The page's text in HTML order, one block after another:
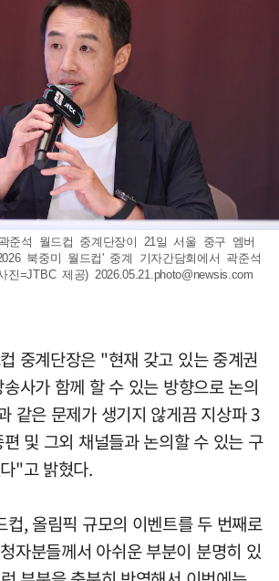
준석 월드컵 중계단장이 21일 서울 중구 엠버
북중미 월드컵' 중계 기자간담회에서 곽준석
진=JTBC 제공) 2026.05.21.photo@newsis.com
중계단장은 "현재 갖고 있는 중계권
사가 함께 할 수 있는 방향으로 논의
같은 문제가 생기지 않게끔 지상파 3
및 그외 채널들과 논의할 수 있는 구
"고 밝혔다.
, 올림픽 규모의 이벤트를 두 번째로
자분들께서 아쉬운 부분이 분명히 있